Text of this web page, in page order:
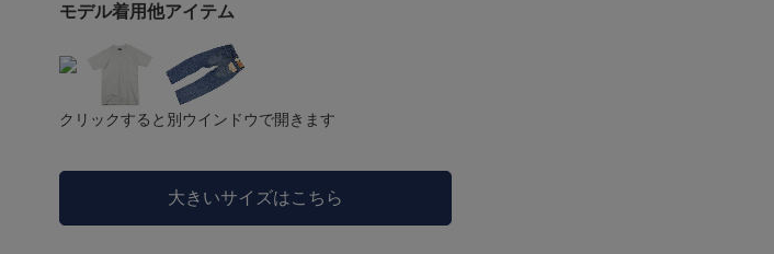
モデル着用他アイテム
クリックすると別ウインドウで開きます
大きいサイズはこちら